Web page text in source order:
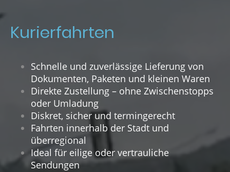
Kurierfahrten
Schnelle und zuverlässige Lieferung von
Dokumenten, Paketen und kleinen Waren
Direkte Zustellung – ohne Zwischenstopps
oder Umladung
Diskret, sicher und termingerecht
Fahrten innerhalb der Stadt und
überregional
Ideal für eilige oder vertrauliche
Sendungen